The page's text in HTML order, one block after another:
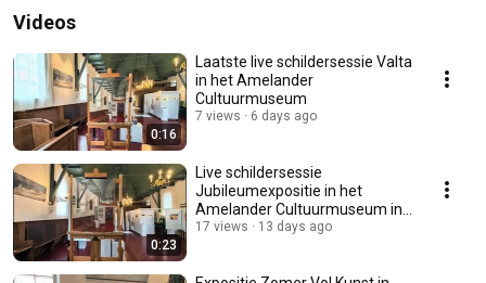
Videos
0:16
Laatste live schildersessie Valta
in het Amelander
Cultuurmuseum
7 views 6 days ago
0:23
Live schildersessie
Jubileumexpositie in het
Amelander Cultuurmuseum in
Nes
17 views 13 days ago